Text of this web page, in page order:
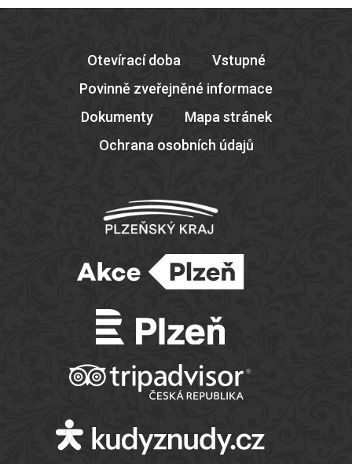
Otevírací doba
Vstupné
Povinně zveřejněné informace
Dokumenty
Mapa stránek
Ochrana osobních údajů